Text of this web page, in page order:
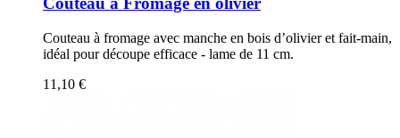
Couteau à fromage avec manche en bois d’olivier et fait-main,
idéal pour découpe efficace - lame de 11 cm.
11,10 €